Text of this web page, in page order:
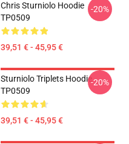
Chris Sturniolo Hoodie
TP0509
39,51 € - 45,95 €
-20%
Sturniolo Triplets Hoodie
TP0509
39,51 € - 45,95 €
-20%